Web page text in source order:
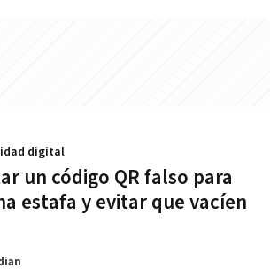
un código QR falso para
estafa y evitar que vacíen
digital